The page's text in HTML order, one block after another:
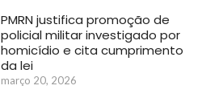
PMRN justifica promoção de
policial militar investigado por
homicídio e cita cumprimento
da lei
março 20, 2026